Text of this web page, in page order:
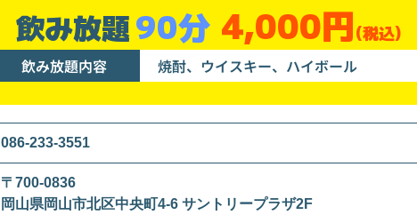
飲み放題90分 4,000円(税込)
飲み放題内容 焼酎、ウイスキー、ハイボール
086-233-3551
〒700-0836
岡山県岡山市北区中央町4-6 サントリープラザ2F